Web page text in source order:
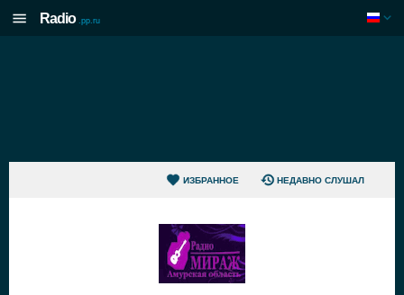
Radio .pp.ru
ИЗБРАННОЕ НЕДАВНО СЛУШАЛ